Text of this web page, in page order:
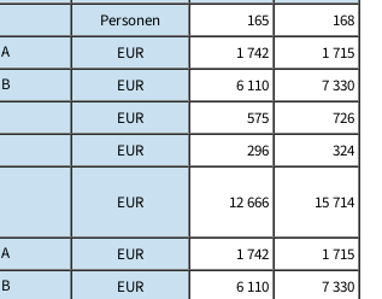
Personen 165
168
A EUR 1 742
1 715
B
EUR 6 110
7 330
EUR 575
726
EUR 296
324
EUR 12 666 15 714
A EUR 1 742
1 715
B
EUR 6 110
7 330